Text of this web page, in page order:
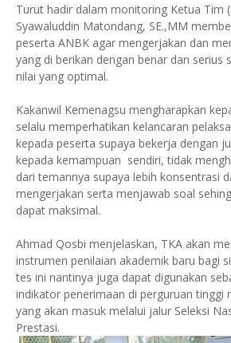
Turut hadir dalam monitoring Ketua Tim
Syawaluddin Matondang, SE.,MM
peserta ANBK agar mengerjakan dan
yang di berikan dengan benar dan serius
nilai yang optimal.
Kakanwil Kemenagsu mengharapkan
selalu memperhatikan kelancaran
kepada peserta supaya bekerja dengan
kepada kemampuan sendiri, tidak
dari temannya supaya lebih konsentrasi
mengerjakan serta menjawab soal
dapat maksimal.
Ahmad Qosbi menjelaskan, TKA akan
instrumen penilaian akademik baru bagi
tes ini nantinya juga dapat digunakan
indikator penerimaan di perguruan tinggi
yang akan masuk melalui jalur Seleksi
Prestasi.